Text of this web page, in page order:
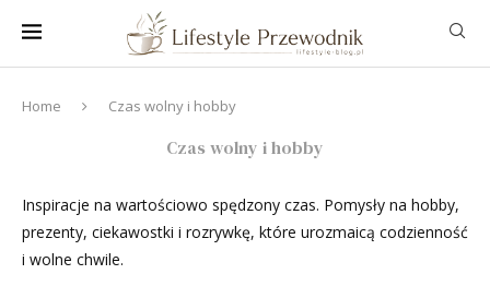
Home Czas wolny i hobby
Czas wolny i hobby
Inspiracje na wartościowo spędzony czas. Pomysły na hobby,
prezenty, ciekawostki i rozrywkę, które urozmaicą codzienność
i wolne chwile.